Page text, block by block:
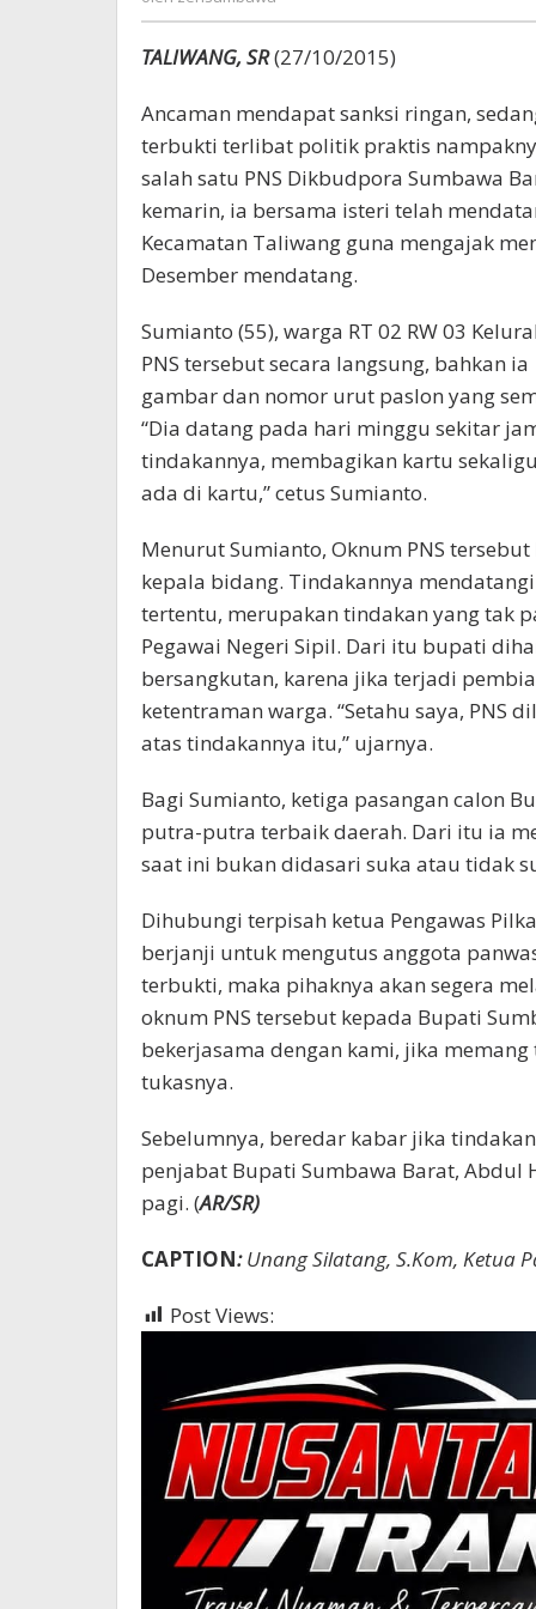
TALIWANG, SR(27/10/2015)
Ancaman mendapat sanksi ringan,
terbukti terlibat politik praktis
salah satu PNS Dikbudpora Sumbawa
kemarin, ia bersama isteri telah
Kecamatan Taliwang guna mengajak
Desember mendatang.
Sumianto (55), warga RT 02 RW 03
PNS tersebut secara langsung, bahkan
gambar dan nomor urut paslon yang
“Dia datang pada hari minggu sekitar
tindakannya, membagikan kartu
ada di kartu,” cetus Sumianto.
Menurut Sumianto, Oknum PNS
kepala bidang. Tindakannya
tertentu, merupakan tindakan yang tak
Pegawai Negeri Sipil. Dari itu bupati
bersangkutan, karena jika terjadi
ketentraman warga. “Setahu saya, PNS
atas tindakannya itu,” ujarnya.
Bagi Sumianto, ketiga pasangan calon
putra-putra terbaik daerah. Dari itu ia
saat ini bukan didasari suka atau tidak
Dihubungi terpisah ketua Pengawas
berjanji untuk mengutus anggota
terbukti, maka pihaknya akan segera
oknum PNS tersebut kepada Bupati
bekerjasama dengan kami, jika
tukasnya.
Sebelumnya, beredar kabar jika
penjabat Bupati Sumbawa Barat, Abdul
pagi. (AR/SR)
CAPTION:Unang Silatang, S.Kom, Ketua
Post Views: